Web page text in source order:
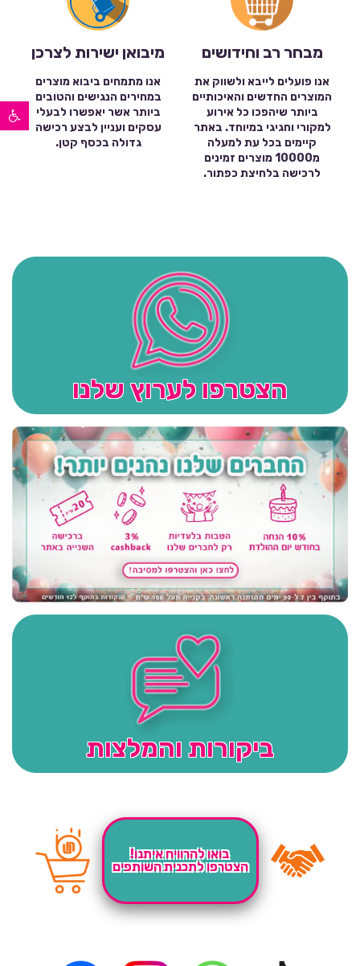
פתח סרגל נגישות
מבחר רב וחידושים
אנו פועלים לייבא ולשווק את
המוצרים החדשים והאיכותיים
ביותר שיהפכו כל אירוע
למקורי וחגיגי במיוחד. באתר
קיימים בכל עת למעלה
מ10000 מוצרים זמינים
לרכישה בלחיצת כפתור.
מיבואן ישירות לצרכן
אנו מתמחים ביבוא מוצרים
במחירים הנגישים והטובים
ביותר אשר יאפשרו לבעלי
עסקים ועניין לבצע רכישה
גדולה בכסף קטן.
הצטרפו לערוץ שלנו
ביקורות והמלצות
בואו להרוויח איתנו!
הצטרפו לתכנית השותפים